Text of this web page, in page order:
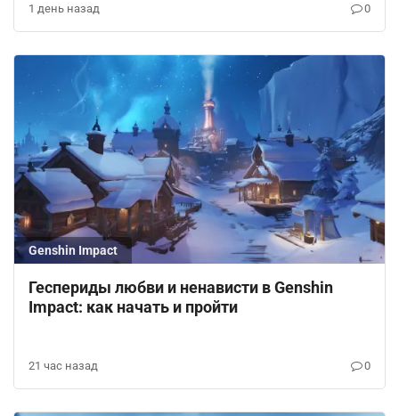
1 день назад 0
Genshin Impact
Геспериды любви и ненависти в Genshin
Impact: как начать и пройти
21 час назад 0